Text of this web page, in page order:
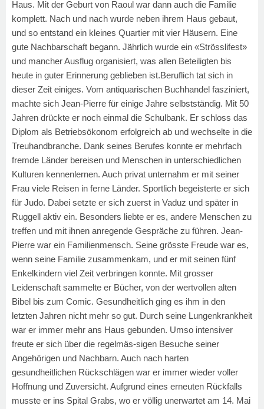
Haus. Mit der Geburt von Raoul war dann auch die Familie
komplett. Nach und nach wurde neben ihrem Haus gebaut,
und so entstand ein kleines Quartier mit vier Häusern. Eine
gute Nachbarschaft begann. Jährlich wurde ein «Strösslifest»
und mancher Ausflug organisiert, was allen Beteiligten bis
heute in guter Erinnerung geblieben ist.Beruflich tat sich in
dieser Zeit einiges. Vom antiquarischen Buchhandel fasziniert,
machte sich Jean-Pierre für einige Jahre selbstständig. Mit 50
Jahren drückte er noch einmal die Schulbank. Er schloss das
Diplom als Betriebsökonom erfolgreich ab und wechselte in die
Treuhandbranche. Dank seines Berufes konnte er mehrfach
fremde Länder bereisen und Menschen in unterschiedlichen
Kulturen kennenlernen. Auch privat unternahm er mit seiner
Frau viele Reisen in ferne Länder. Sportlich begeisterte er sich
für Judo. Dabei setzte er sich zuerst in Vaduz und später in
Ruggell aktiv ein. Besonders liebte er es, andere Menschen zu
treffen und mit ihnen anregende Gespräche zu führen. Jean-
Pierre war ein Familienmensch. Seine grösste Freude war es,
wenn seine Familie zusammenkam, und er mit seinen fünf
Enkelkindern viel Zeit verbringen konnte. Mit grosser
Leidenschaft sammelte er Bücher, von der wertvollen alten
Bibel bis zum Comic. Gesundheitlich ging es ihm in den
letzten Jahren nicht mehr so gut. Durch seine Lungenkrankheit
war er immer mehr ans Haus gebunden. Umso intensiver
freute er sich über die regelmäs-sigen Besuche seiner
Angehörigen und Nachbarn. Auch nach harten
gesundheitlichen Rückschlägen war er immer wieder voller
Hoffnung und Zuversicht. Aufgrund eines erneuten Rückfalls
musste er ins Spital Grabs, wo er völlig unerwartet am 14. Mai